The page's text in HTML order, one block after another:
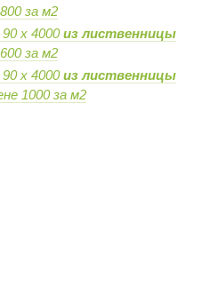
за м2
х 4000из лиственницы
за м2
х 4000из лиственницы
1000 за м2